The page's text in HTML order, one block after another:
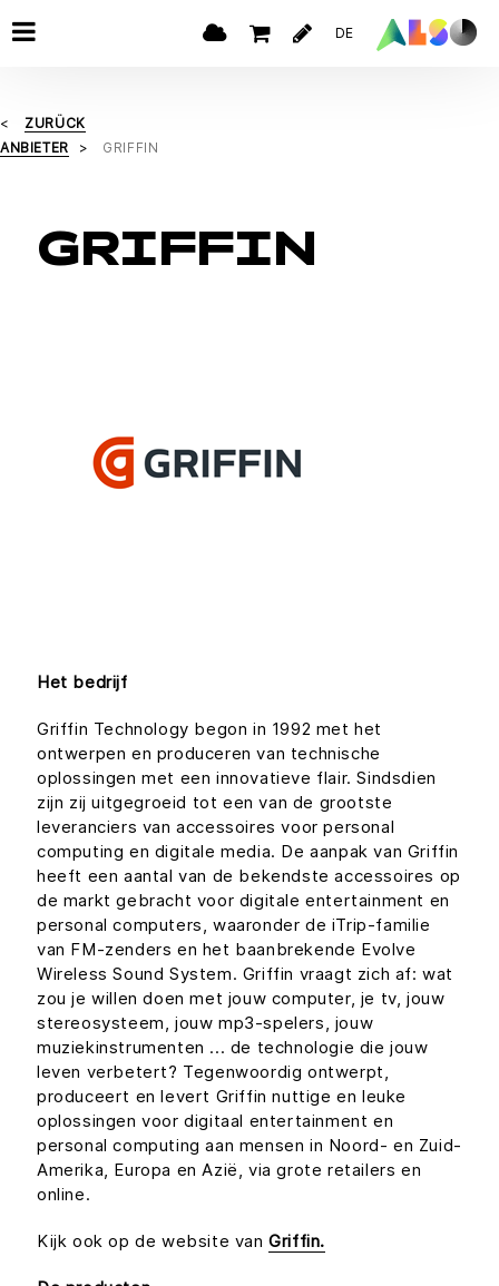
DE
ZURÜCK
ANBIETER
GRIFFIN
GRIFFIN
Het bedrijf
Griffin Technology begon in 1992 met het
ontwerpen en produceren van technische
oplossingen met een innovatieve flair. Sindsdien
zijn zij uitgegroeid tot een van de grootste
leveranciers van accessoires voor personal
computing en digitale media. De aanpak van Griffin
heeft een aantal van de bekendste accessoires op
de markt gebracht voor digitale entertainment en
personal computers, waaronder de iTrip-familie
van FM-zenders en het baanbrekende Evolve
Wireless Sound System. Griffin vraagt zich af: wat
zou je willen doen met jouw computer, je tv, jouw
stereosysteem, jouw mp3-spelers, jouw
muziekinstrumenten ... de technologie die jouw
leven verbetert? Tegenwoordig ontwerpt,
produceert en levert Griffin nuttige en leuke
oplossingen voor digitaal entertainment en
personal computing aan mensen in Noord- en Zuid-
Amerika, Europa en Azië, via grote retailers en
online.
Kijk ook op de website vanGriffin.